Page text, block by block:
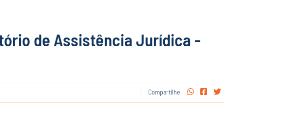
de Assistência Jurídica -
Compartilhe